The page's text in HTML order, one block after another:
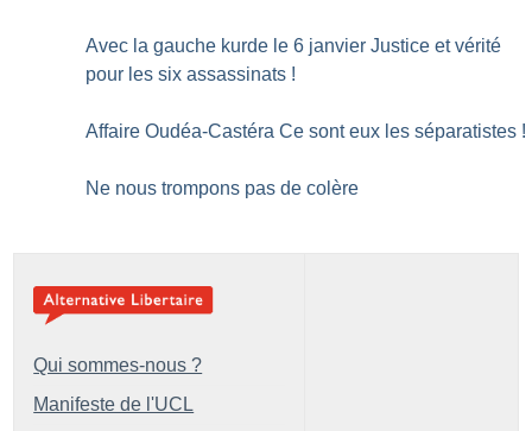
Avec la gauche kurde le 6 janvier Justice et vérité
pour les six assassinats !
Affaire Oudéa-Castéra Ce sont eux les séparatistes !
Ne nous trompons pas de colère
Qui sommes-nous ?
Manifeste de l'UCL